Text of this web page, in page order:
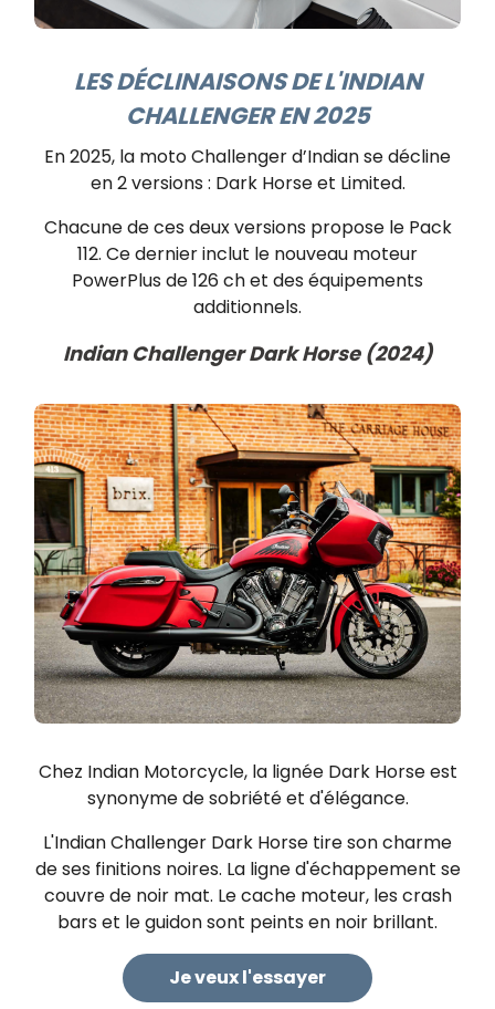
LES DÉCLINAISONS DE L'INDIAN
CHALLENGER EN 2025
En 2025, la moto Challenger d’Indian se décline
en 2 versions : Dark Horse et Limited.
Chacune de ces deux versions propose le Pack
112. Ce dernier inclut le nouveau moteur
PowerPlus de 126 ch et des équipements
additionnels.
Indian Challenger Dark Horse​ (2024)
Chez Indian Motorcycle, la lignée Dark Horse​ est
synonyme de sobriété et d'élégance.
L'Indian Challenger Dark Horse tire son charme
de ses finitions noires. La ligne d'échappement se
couvre de noir mat. Le cache moteur, les crash
bars et le guidon sont peints en noir brillant.
Je veux l'essayer